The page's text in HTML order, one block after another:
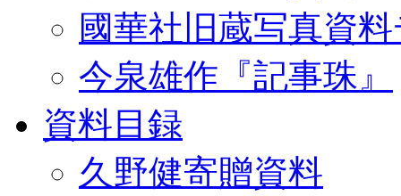
國華社旧蔵写真資
今泉雄作『記事珠』
資料目録
久野健寄贈資料